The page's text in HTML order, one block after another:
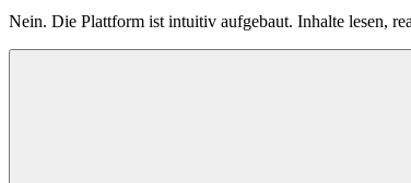
Nein. Die Plattform ist intuitiv aufgebaut. Inhalte lesen,